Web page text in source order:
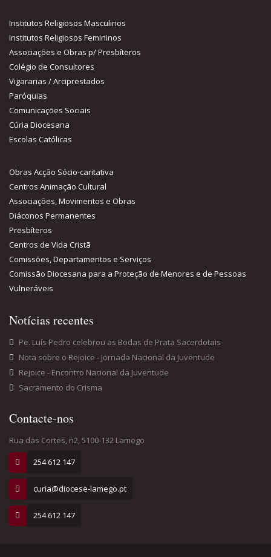
Institutos Religiosos Masculinos
Institutos Religiosos Femininos
Associações e Obras p/ Presbíteros
Colégio de Consultores
Vigararias / Arciprestados
Paróquias
Comunicações Sociais
Cúria Diocesana
Escolas Católicas
Obras Acção Sócio-caritativa
Centros Animação Cultural
Associações, Movimentos e Obras
Diáconos Permanentes
Presbíteros
Centros de Vida Cristã
Comissões, Departamentos e Serviços
Comissão Diocesana para a Proteção de Menores e de Pessoas
Vulneráveis
Notícias recentes
Pe. Luís Pedro celebrou as Bodas de Prata Sacerdotais
Nota sobre o Rejoice - Jornada Nacional da Juventude
Rejoice - Encontro Nacional da Juventude
Sacramento do Crisma
Contacte-nos
Rua das Cortes, n2, 5100-132 Lamego
254 612 147
curia@diocese-lamego.pt
254 612 147